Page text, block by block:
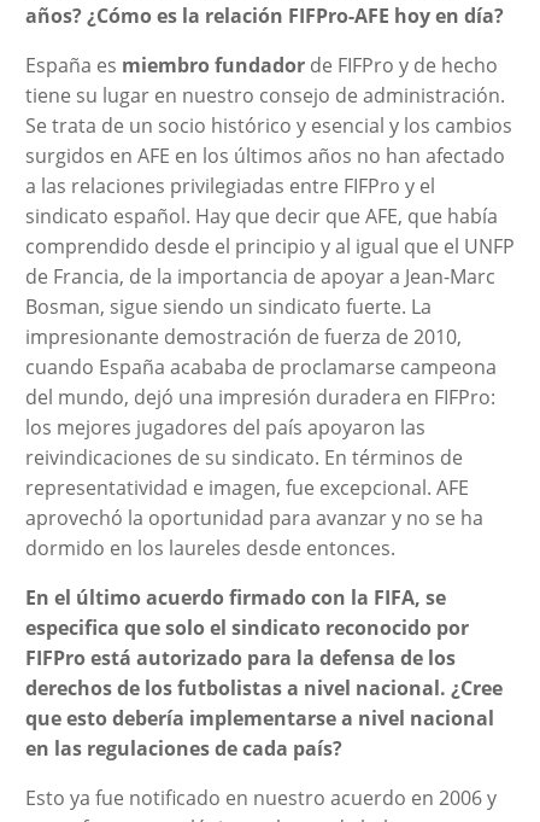
años? ¿Cómo es la relación FIFPro-AFE hoy en día?
España es miembro fundadorde FIFPro y de hecho
tiene su lugar en nuestro consejo de administración.
Se trata de un socio histórico y esencial y los cambios
surgidos en AFE en los últimos años no han afectado
a las relaciones privilegiadas entre FIFPro y el
sindicato español. Hay que decir que AFE, que había
comprendido desde el principio y al igual que el UNFP
de Francia, de la importancia de apoyar a Jean-Marc
Bosman, sigue siendo un sindicato fuerte. La
impresionante demostración de fuerza de 2010,
cuando España acababa de proclamarse campeona
del mundo, dejó una impresión duradera en FIFPro:
los mejores jugadores del país apoyaron las
reivindicaciones de su sindicato. En términos de
representatividad e imagen, fue excepcional. AFE
aprovechó la oportunidad para avanzar y no se ha
dormido en los laureles desde entonces.
En el último acuerdo firmado con la FIFA, se
especifica que solo el sindicato reconocido por
FIFPro está autorizado para la defensa de los
derechos de los futbolistas a nivel nacional. ¿Cree
que esto debería implementarse a nivel nacional
en las regulaciones de cada país?
Esto ya fue notificado en nuestro acuerdo en 2006 y